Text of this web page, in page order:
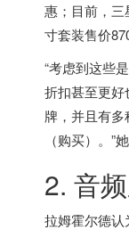
惠；目前，三
寸套装售价
“考虑到这些
折扣甚至更
牌，并且有
（购买）。”她
2. 音
拉姆霍尔德